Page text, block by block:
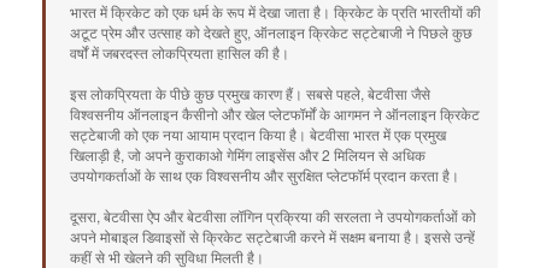
भारत में क्रिकेट को एक धर्म के रूप में देखा जाता है। क्रिकेट के प्रति भारतीयों की
अटूट प्रेम और उत्साह को देखते हुए, ऑनलाइन क्रिकेट सट्टेबाजी ने पिछले कुछ
वर्षों में जबरदस्त लोकप्रियता हासिल की है।
इस लोकप्रियता के पीछे कुछ प्रमुख कारण हैं। सबसे पहले, बेटवीसा जैसे
विश्वसनीय ऑनलाइन कैसीनो और खेल प्लेटफॉर्मों के आगमन ने ऑनलाइन क्रिकेट
सट्टेबाजी को एक नया आयाम प्रदान किया है। बेटवीसा भारत में एक प्रमुख
खिलाड़ी है, जो अपने कुराकाओ गेमिंग लाइसेंस और 2 मिलियन से अधिक
उपयोगकर्ताओं के साथ एक विश्वसनीय और सुरक्षित प्लेटफॉर्म प्रदान करता है।
दूसरा, बेटवीसा ऐप और बेटवीसा लॉगिन प्रक्रिया की सरलता ने उपयोगकर्ताओं को
अपने मोबाइल डिवाइसों से क्रिकेट सट्टेबाजी करने में सक्षम बनाया है। इससे उन्हें
कहीं से भी खेलने की सुविधा मिलती है।